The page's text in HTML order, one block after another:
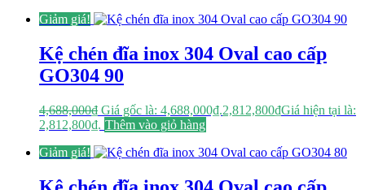
Giảm giá!
Kệ chén đĩa inox 304 Oval cao cấp
GO304 90
4,688,000₫ Giá gốc là: 4,688,000₫.2,812,800₫Giá hiện tại là:
2,812,800₫. Thêm vào giỏ hàng
Giảm giá!